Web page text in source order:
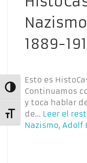
Alternar alto
Alternar tamaño de
1889-
Esto es
Continuamos
y toca hablar
de… Leer el
Nazismo, Adolf